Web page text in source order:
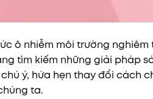
ô nhiễm môi trường
tìm kiếm những giải pháp
ý, hứa hẹn thay đổi cách
ta.